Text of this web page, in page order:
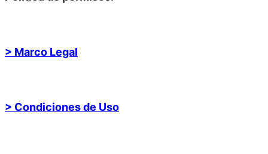
> Marco Legal
> Condiciones de Uso